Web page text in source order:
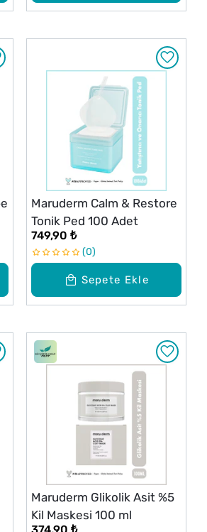
Sepete Ekle
Maruderm Calm & Restore
Tonik Ped 100 Adet
749,90 ₺
0
Maruderm Glikolik Asit %5
Kil Maskesi 100 ml